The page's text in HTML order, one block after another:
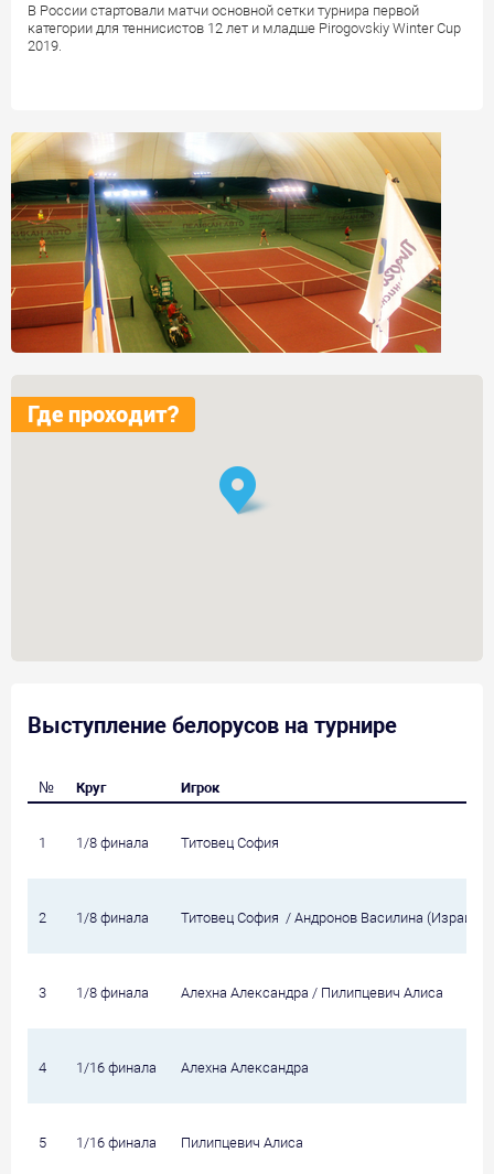
В России стартовали матчи основной сетки турнира первой
категории для теннисистов 12 лет и младше Pirogovskiy Winter Cup
2019.
Где проходит?
Выступление белорусов на турнире
№ Круг Игрок
1 1/8 финала Титовец София
2 1/8 финала Титовец София / Андронов Василина (Израиль)
3 1/8 финала Алехна Александра / Пилипцевич Алиса
4 1/16 финала Алехна Александра
5 1/16 финала Пилипцевич Алиса